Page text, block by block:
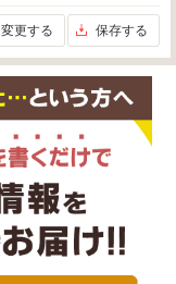
変更する 保存する